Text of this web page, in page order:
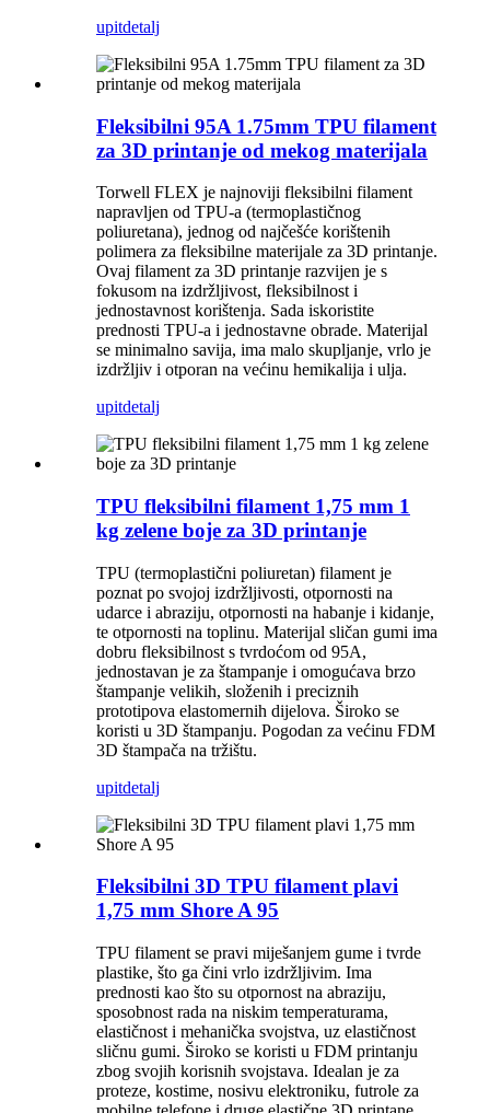
upitdetalj
Fleksibilni 95A 1.75mm TPU filament
za 3D printanje od mekog materijala
Torwell FLEX je najnoviji fleksibilni filament
napravljen od TPU-a (termoplastičnog
poliuretana), jednog od najčešće korištenih
polimera za fleksibilne materijale za 3D printanje.
Ovaj filament za 3D printanje razvijen je s
fokusom na izdržljivost, fleksibilnost i
jednostavnost korištenja. Sada iskoristite
prednosti TPU-a i jednostavne obrade. Materijal
se minimalno savija, ima malo skupljanje, vrlo je
izdržljiv i otporan na većinu hemikalija i ulja.
upitdetalj
TPU fleksibilni filament 1,75 mm 1
kg zelene boje za 3D printanje
TPU (termoplastični poliuretan) filament je
poznat po svojoj izdržljivosti, otpornosti na
udarce i abraziju, otpornosti na habanje i kidanje,
te otpornosti na toplinu. Materijal sličan gumi ima
dobru fleksibilnost s tvrdoćom od 95A,
jednostavan je za štampanje i omogućava brzo
štampanje velikih, složenih i preciznih
prototipova elastomernih dijelova. Široko se
koristi u 3D štampanju. Pogodan za većinu FDM
3D štampača na tržištu.
upitdetalj
Fleksibilni 3D TPU filament plavi
1,75 mm Shore A 95
TPU filament se pravi miješanjem gume i tvrde
plastike, što ga čini vrlo izdržljivim. Ima
prednosti kao što su otpornost na abraziju,
sposobnost rada na niskim temperaturama,
elastičnost i mehanička svojstva, uz elastičnost
sličnu gumi. Široko se koristi u FDM printanju
zbog svojih korisnih svojstava. Idealan je za
proteze, kostime, nosivu elektroniku, futrole za